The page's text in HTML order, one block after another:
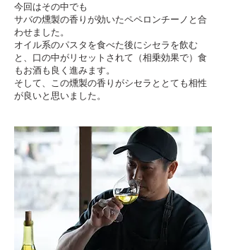
今回はその中でも
サバの燻製の香りが効いたペペロンチーノと合
わせました。
オイル系のパスタを食べた後にシセラを飲む
と、口の中がリセットされて（相乗効果で）食
もお酒も良く進みます。
そして、この燻製の香りがシセラととても相性
が良いと思いました。